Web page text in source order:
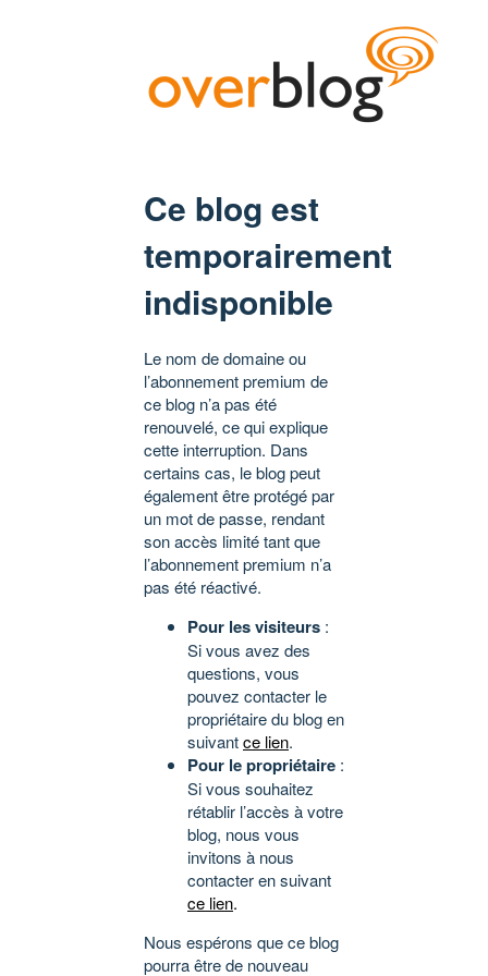
Ce blog est
temporairement
indisponible
Le nom de domaine ou
l’abonnement premium de
ce blog n’a pas été
renouvelé, ce qui explique
cette interruption. Dans
certains cas, le blog peut
également être protégé par
un mot de passe, rendant
son accès limité tant que
l’abonnement premium n’a
pas été réactivé.
Pour les visiteurs :
Si vous avez des
questions, vous
pouvez contacter le
propriétaire du blog en
suivantce lien.
Pour le propriétaire :
Si vous souhaitez
rétablir l’accès à votre
blog, nous vous
invitons à nous
contacter en suivant
ce lien.
Nous espérons que ce blog
pourra être de nouveau